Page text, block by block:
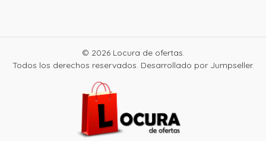
© 2026 Locura de ofertas.
Todos los derechos reservados. Desarrollado por Jumpseller.